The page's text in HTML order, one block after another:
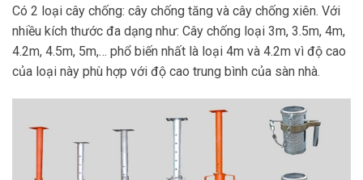
Có 2 loại cây chống: cây chống tăng và cây chống xiên. Với
nhiều kích thước đa dạng như: Cây chống loại 3m, 3.5m, 4m,
4.2m, 4.5m, 5m,… phổ biến nhất là loại 4m và 4.2m vì độ cao
của loại này phù hợp với độ cao trung bình của sàn nhà.